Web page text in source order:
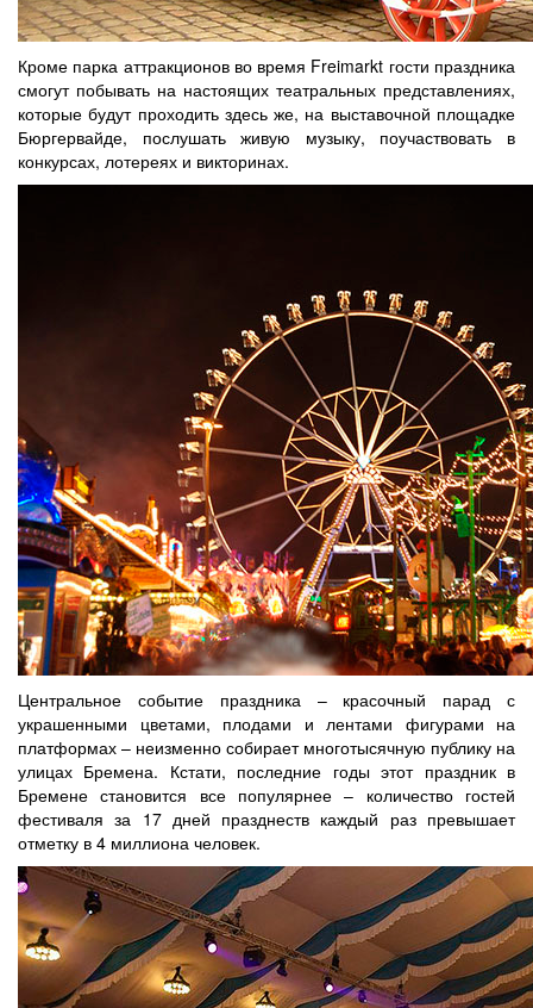
Кроме парка аттракционов во время Freimarkt гости праздника
смогут побывать на настоящих театральных представлениях,
которые будут проходить здесь же, на выставочной площадке
Бюргервайде, послушать живую музыку, поучаствовать в
конкурсах, лотереях и викторинах.
Центральное событие праздника – красочный парад с
украшенными цветами, плодами и лентами фигурами на
платформах – неизменно собирает многотысячную публику на
улицах Бремена. Кстати, последние годы этот праздник в
Бремене становится все популярнее – количество гостей
фестиваля за 17 дней празднеств каждый раз превышает
отметку в 4 миллиона человек.